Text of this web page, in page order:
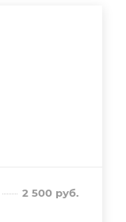
2 500 руб.